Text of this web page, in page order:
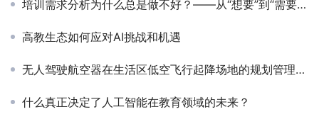
培训需求分析为什么总是做不好？——从“想要”到“需要”的精准洞察
高教生态如何应对AI挑战和机遇
无人驾驶航空器在生活区低空飞行起降场地的规划管理策略研究
什么真正决定了人工智能在教育领域的未来？